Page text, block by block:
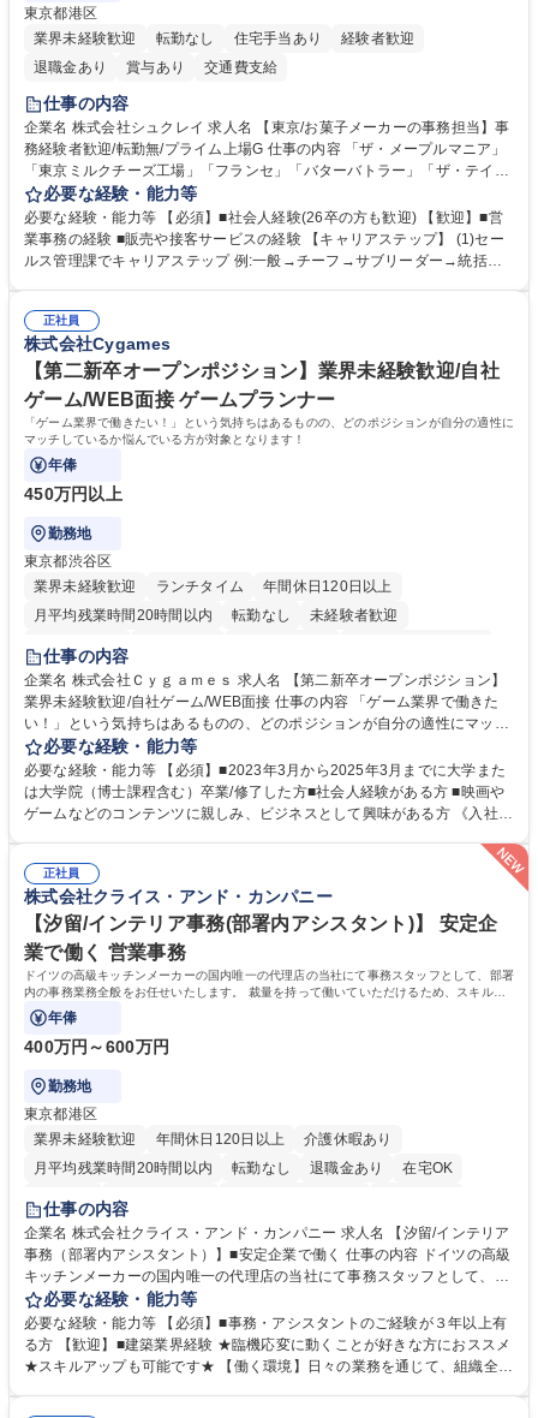
東京都港区
業界未経験歓迎
転勤なし 住宅手当あり
経験者歓迎
退職金あり
賞与あり 交通費支給
仕事の内容
企業名 株式会社シュクレイ 求人名 【東京/お菓子メーカーの事務担当】事
務経験者歓迎/転勤無/プライム上場G 仕事の内容 「ザ・メープルマニア」
「東京ミルクチーズ工場」「フランセ」「バターバトラー」「ザ・テイラ
ー」「DROOLY」等のブランドを多数展開する当社にて、オリジナル菓子
ブランド商品の事務業務をお任せいたします。 【具体的な業務内容】 ■店
舗からの発注受付/PC入力業務 ■受電対応(社内/社外) ■商品のマスター登
録 ■日々の売上抽出・報告 ■提携企業への書類送付業務 ■契約書管理業務
必要な経験・能力等
必要な経験・能力等 【必須】■社会人経験(26卒の方も歓迎) 【歓迎】■営
業事務の経験 ■販売や接客サービスの経験 【キャリアステップ】 (1)セー
ルス管理課でキャリアステップ 例:一般→チーフ→サブリーダー→統括リ
や個別面談を通してご自身のキャリアと向き合っていただき、会社として
もバックアップしていきます。 学歴・資格 学歴：大学院 大学 高専 短大
専修学校 高校 語学力： 資格：
正社員
株式会社Cygames
【第二新卒オープンポジション】業界未経験歓迎/自社
ゲーム/WEB面接 ゲームプランナー
「ゲーム業界で働きたい！」という気持ちはあるものの、どのポジションが自分の適性に
マッチしているか悩んでいる方が対象となります！
年俸
450万円以上
勤務地
東京都渋谷区
業界未経験歓迎
ランチタイム
年間休日120日以上
月平均残業時間20時間以内
転勤なし
未経験者歓迎
住宅手当あり
交通費支給
土日祝休み 服装自由 昼食補助あり
第二新卒歓迎
食事補助あり
仕事の内容
企業名 株式会社Ｃｙｇａｍｅｓ 求人名 【第二新卒オープンポジション】
業界未経験歓迎/自社ゲーム/WEB面接 仕事の内容 「ゲーム業界で働きた
い！」という気持ちはあるものの、どのポジションが自分の適性にマッチ
しているか悩んでいる方が対象となります！ 総合職（プランナー/データ
アナリストなど）、技術職（開発エンジニ ア/インフラエンジニアな
ど）、デザイン職（デザイナー/イラストレ ーターなど）等から、面接で
ご希望と適正にマッチしたポジションをご案内いたします。ゲームやエン
「最高のコンテンツを作るためには、何でもやる」という情熱に溢れた方
のご応募をお待ちしております。 募集職種 【第二新卒オープンポジショ
ン】業界未経験歓迎/自社ゲーム/WEB面接
必要な経験・能力等
必要な経験・能力等 【必須】■2023年3月から2025年3月までに大学また
は大学院（博士課程含む）卒業/修了した方■社会人経験がある方 ■映画や
ゲームなどのコンテンツに親しみ、ビジネスとして興味がある方 《入社実
ゲームプランナー ・通信 → ゲームエンジニア ・独立行政法人 → データ
正社員
株式会社クライス・アンド・カンパニー
【汐留/インテリア事務(部署内アシスタント)】 安定企
業で働く 営業事務
ドイツの高級キッチンメーカーの国内唯一の代理店の当社にて事務スタッフとして、部署
内の事務業務全般をお任せいたします。 裁量を持って働いていただけるため、スキルア
ップも可能です。
年俸
400万円～600万円
勤務地
東京都港区
業界未経験歓迎
年間休日120日以上
介護休暇あり
月平均残業時間20時間以内
転勤なし 退職金あり
在宅OK
育休あり
完全週休2日制
駅近5分以内
土日祝休み
仕事の内容
企業名 株式会社クライス・アンド・カンパニー 求人名 【汐留/インテリア
事務（部署内アシスタント）】■安定企業で働く 仕事の内容 ドイツの高級
キッチンメーカーの国内唯一の代理店の当社にて事務スタッフとして、部
署内の事務業務全般をお任せいたします。 裁量を持って働いていただける
ため、スキルアップも可能です。 【部署内の事務業務全般】 ■サンプルの
仕分け・整理 ■電話応対 ■書類作成（会議資料、お客様宛請求書、支払書
類を取りまとめて経理へ提出等） ■ショールームアテンド・運営・予約業
必要な経験・能力等
必要な経験・能力等 【必須】■事務・アシスタントのご経験が３年以上有
る方 【歓迎】■建築業界経験 ★臨機応変に動くことが好きな方におススメ
★スキルアップも可能です★ 【働く環境】日々の業務を通じて、組織全体